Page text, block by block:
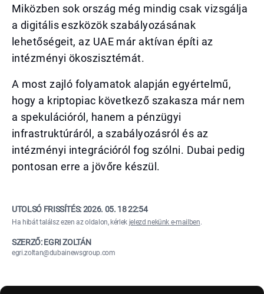
Miközben sok ország még mindig csak vizsgálja
a digitális eszközök szabályozásának
lehetőségeit, az UAE már aktívan építi az
intézményi ökoszisztémát.
A most zajló folyamatok alapján egyértelmű,
hogy a kriptopiac következő szakasza már nem
a spekulációról, hanem a pénzügyi
infrastruktúráról, a szabályozásról és az
intézményi integrációról fog szólni. Dubai pedig
pontosan erre a jövőre készül.
UTOLSÓ FRISSÍTÉS:2026. 05. 18 22:54
Ha hibát találsz ezen az oldalon, kérlek jelezd nekünk e-mailben.
SZERZŐ: EGRI ZOLTÁN
egri.zoltan@dubainewsgroup.com